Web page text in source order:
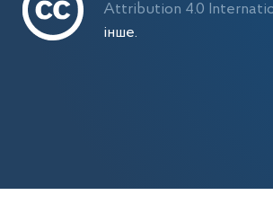
Attribution 4.0
інше.